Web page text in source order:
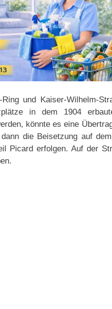
und Kaiser-Wilhelm-
in dem 1904
könnte es eine
die Beisetzung auf
Picard erfolgen. Auf der